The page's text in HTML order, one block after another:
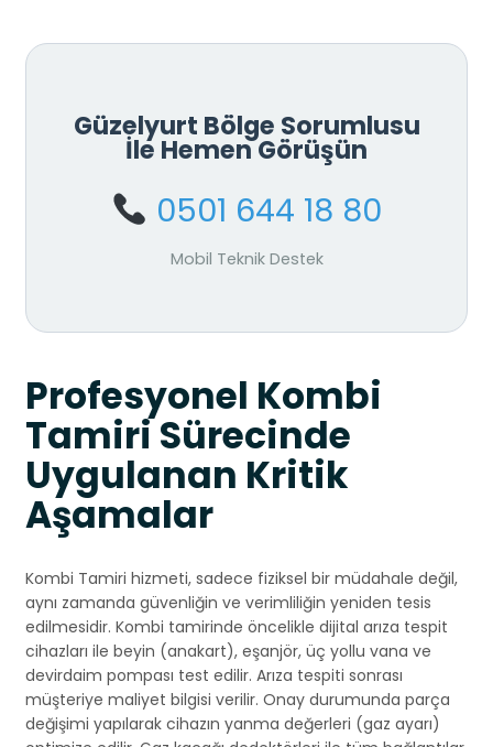
Güzelyurt Bölge Sorumlusu
İle Hemen Görüşün
0501 644 18 80
Mobil Teknik Destek
Profesyonel Kombi
Tamiri Sürecinde
Uygulanan Kritik
Aşamalar
Kombi Tamiri hizmeti, sadece fiziksel bir müdahale değil,
aynı zamanda güvenliğin ve verimliliğin yeniden tesis
edilmesidir. Kombi tamirinde öncelikle dijital arıza tespit
cihazları ile beyin (anakart), eşanjör, üç yollu vana ve
devirdaim pompası test edilir. Arıza tespiti sonrası
müşteriye maliyet bilgisi verilir. Onay durumunda parça
değişimi yapılarak cihazın yanma değerleri (gaz ayarı)